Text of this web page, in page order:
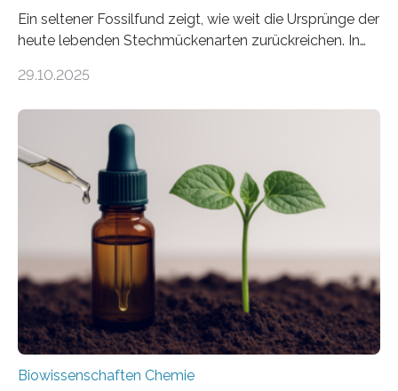
Ein seltener Fossilfund zeigt, wie weit die Ursprünge der
heute lebenden Stechmückenarten zurückreichen. In
Forschende die bisher älteste bekannte Stechmücken-
Region Kachin in Myanmar und hat sich in
ausgezeichnetem Zustand erhalten. Es konnte als neue
Art einer neuen Gattung beschrieben werden und trägt
nun den Namen Cretosabethes primaevus. Dieser erste
fossile Nachweis einer Stechmückenlarve in Bernstein
stellt gleichzeitig den ersten Fossilfund einer
Mückenlarve aus dem Mesozoikum dar, denn…
29.10.2025
Biowissenschaften Chemie